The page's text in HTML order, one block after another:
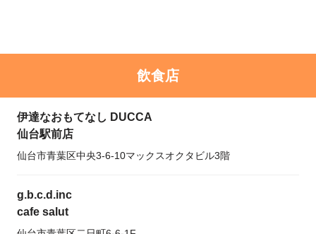
飲食店
伊達なおもてなし DUCCA
仙台駅前店
仙台市青葉区中央3-6-10マックスオクタビル3階
g.b.c.d.inc
cafe salut